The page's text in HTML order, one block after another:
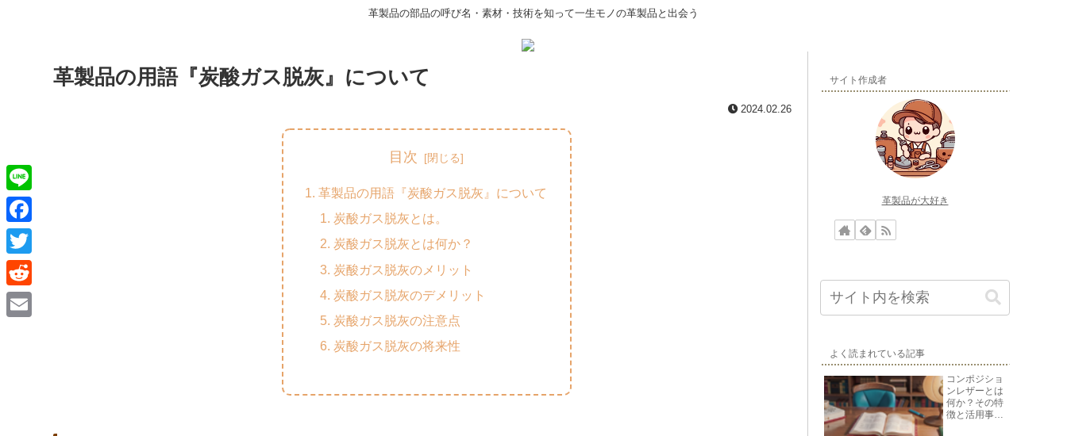
革製品の部品の呼び名・素材・技術を知って一生モノの革製品と出会う
革製品の用語『炭酸ガス脱灰』について
2024.02.26
目次
革製品の用語『炭酸ガス脱灰』について
炭酸ガス脱灰とは。
炭酸ガス脱灰とは何か？
炭酸ガス脱灰のメリット
炭酸ガス脱灰のデメリット
炭酸ガス脱灰の注意点
炭酸ガス脱灰の将来性
サイト作成者
革製品が大好き
よく読まれている記事
コンポジショ
ンレザーとは
何か？その特
徴と活用事例
L
i
n
e
F
a
c
e
T
w
i
R